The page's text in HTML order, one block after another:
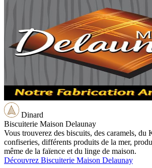
Dinard
Biscuiterie Maison Delaunay
Vous trouverez des biscuits, des caramels, du
confiseries, différents produits de la mer,
même de la faïence et du linge de maison.
Découvrez Biscuiterie Maison Delaunay